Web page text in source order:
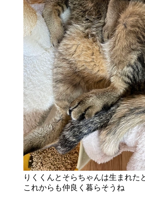
りくくんとそらちゃんは生まれた
これからも仲良く暮らそうね